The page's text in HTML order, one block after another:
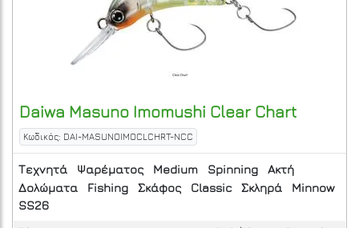
Daiwa Masuno Imomushi Clear Chart
Κωδικός: DAI-MASUNOIMOCLCHRT-NCC
Τεχνητά Ψαρέματος Medium Spinning
Ακτή
Δολώματα
Fishing Σκάφος Classic Σκληρά
Minnow
SS26